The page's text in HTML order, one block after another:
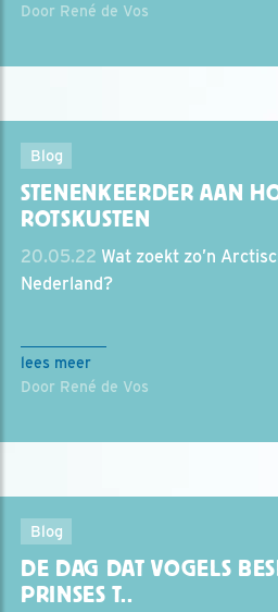
Door René de Vos
Blog
STENENKEERDER AAN
ROTSKUSTEN
20.05.22 Wat zoekt zo’n
Nederland?
lees meer
Door René de Vos
Blog
DE DAG DAT VOGELS
PRINSES T..